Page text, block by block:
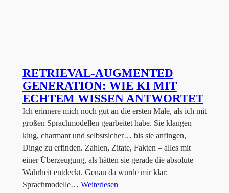
RETRIEVAL-AUGMENTED
GENERATION: WIE KI MIT
ECHTEM WISSEN ANTWORTET
Ich erinnere mich noch gut an die ersten Male, als ich mit
großen Sprachmodellen gearbeitet habe. Sie klangen
klug, charmant und selbstsicher… bis sie anfingen,
Dinge zu erfinden. Zahlen, Zitate, Fakten – alles mit
einer Überzeugung, als hätten sie gerade die absolute
Wahrheit entdeckt. Genau da wurde mir klar:
Sprachmodelle… Weiterlesen